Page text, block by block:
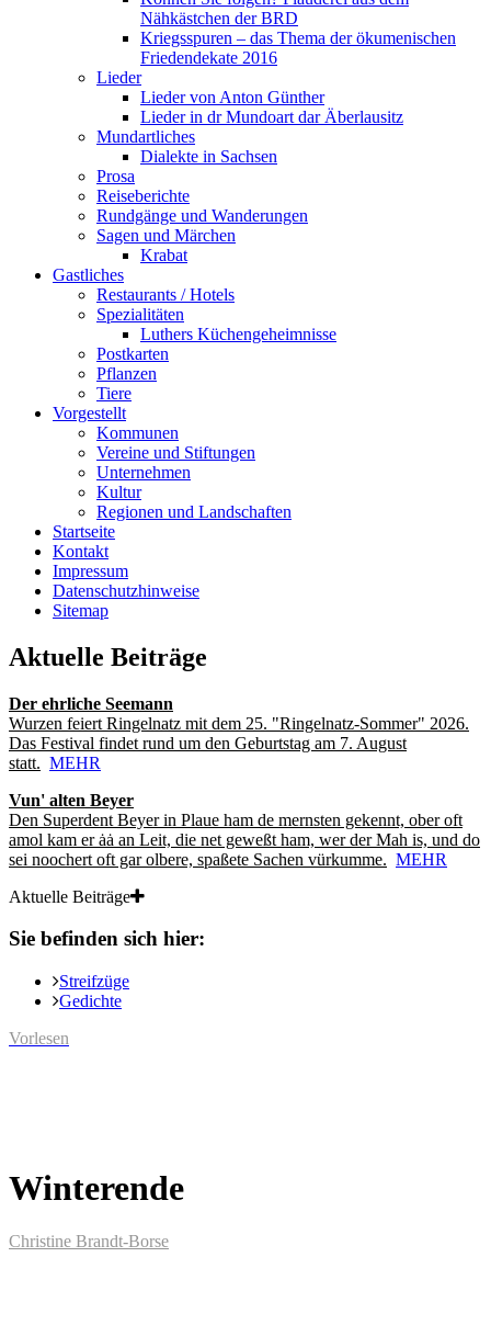
Nähkästchen der BRD
Kriegsspuren – das Thema der ökumenischen
Friedendekate 2016
Lieder
Lieder von Anton Günther
Lieder in dr Mundoart dar Äberlausitz
Mundartliches
Dialekte in Sachsen
Prosa
Reiseberichte
Rundgänge und Wanderungen
Sagen und Märchen
Krabat
Gastliches
Restaurants / Hotels
Spezialitäten
Luthers Küchengeheimnisse
Postkarten
Pflanzen
Tiere
Vorgestellt
Kommunen
Vereine und Stiftungen
Unternehmen
Kultur
Regionen und Landschaften
Startseite
Kontakt
Impressum
Datenschutzhinweise
Sitemap
Aktuelle Beiträge
Der ehrliche Seemann
Wurzen feiert Ringelnatz mit dem 25. "Ringelnatz-Sommer" 2026.
Das Festival findet rund um den Geburtstag am 7. August
statt. MEHR
Vun' alten Beyer
Den Superdent Beyer in Plaue ham de mernsten gekennt, ober oft
amol kam er ȧȧ an Leit, die net geweßt ham, wer der Mah is, und do
sei noochert oft gar olbere, spaßete Sachen vürkumme. MEHR
Aktuelle Beiträge
Sie befinden sich hier:
Streifzüge
Gedichte
Vorlesen
Winterende
Christine Brandt-Borse